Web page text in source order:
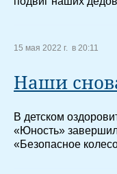
15 мая 2022 г. в 20:11
Наши
В детском
«Юность»
«Безопасное